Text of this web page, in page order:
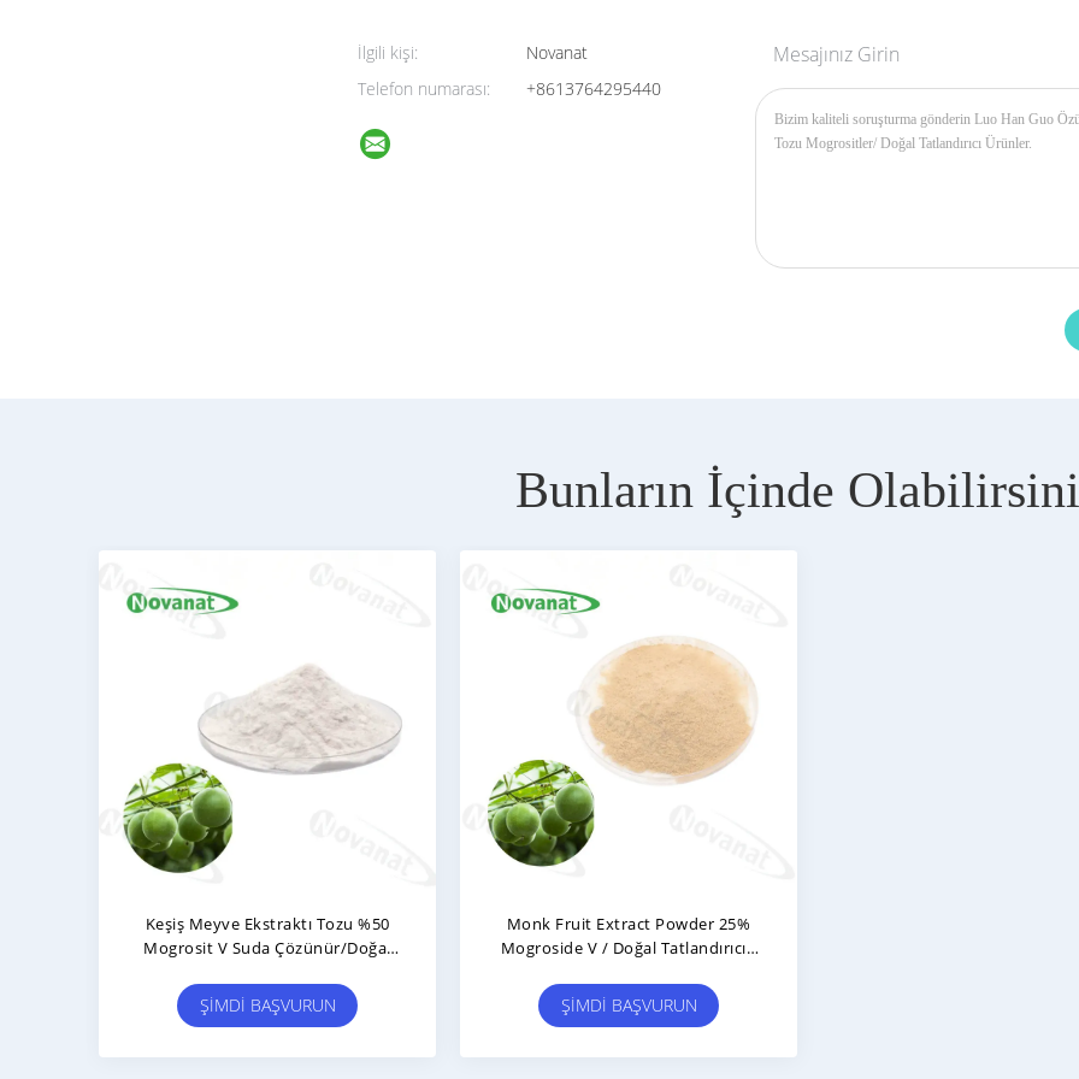
İlgili kişi:
Novanat
Telefon numarası:
+8613764295440
Mesajınız Girin
Bunların İçinde
Keşiş Meyve Ekstraktı Tozu %50
Mogrosit V Suda Çözünür/Doğal
ŞIMDI BAŞVURUN
Monk Fruit Extract Powder 25%
Mogroside V / Doğal Tatlandırıcı /
ŞIMDI BAŞVURUN